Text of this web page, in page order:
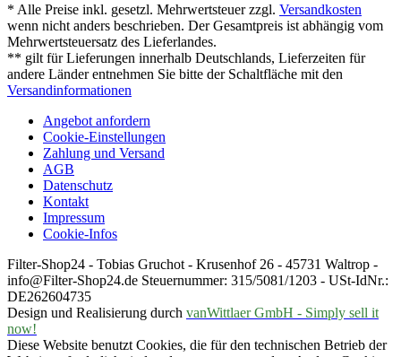
* Alle Preise inkl. gesetzl. Mehrwertsteuer zzgl. Versandkosten
wenn nicht anders beschrieben. Der Gesamtpreis ist abhängig vom
Mehrwertsteuersatz des Lieferlandes.
** gilt für Lieferungen innerhalb Deutschlands, Lieferzeiten für
andere Länder entnehmen Sie bitte der Schaltfläche mit den
Versandinformationen
Angebot anfordern
Cookie-Einstellungen
Zahlung und Versand
AGB
Datenschutz
Kontakt
Impressum
Cookie-Infos
Filter-Shop24 - Tobias Gruchot - Krusenhof 26 - 45731 Waltrop -
info@Filter-Shop24.de Steuernummer: 315/5081/1203 - USt-IdNr.:
DE262604735
Design und Realisierung durch vanWittlaer GmbH - Simply sell it
now!
Diese Website benutzt Cookies, die für den technischen Betrieb der